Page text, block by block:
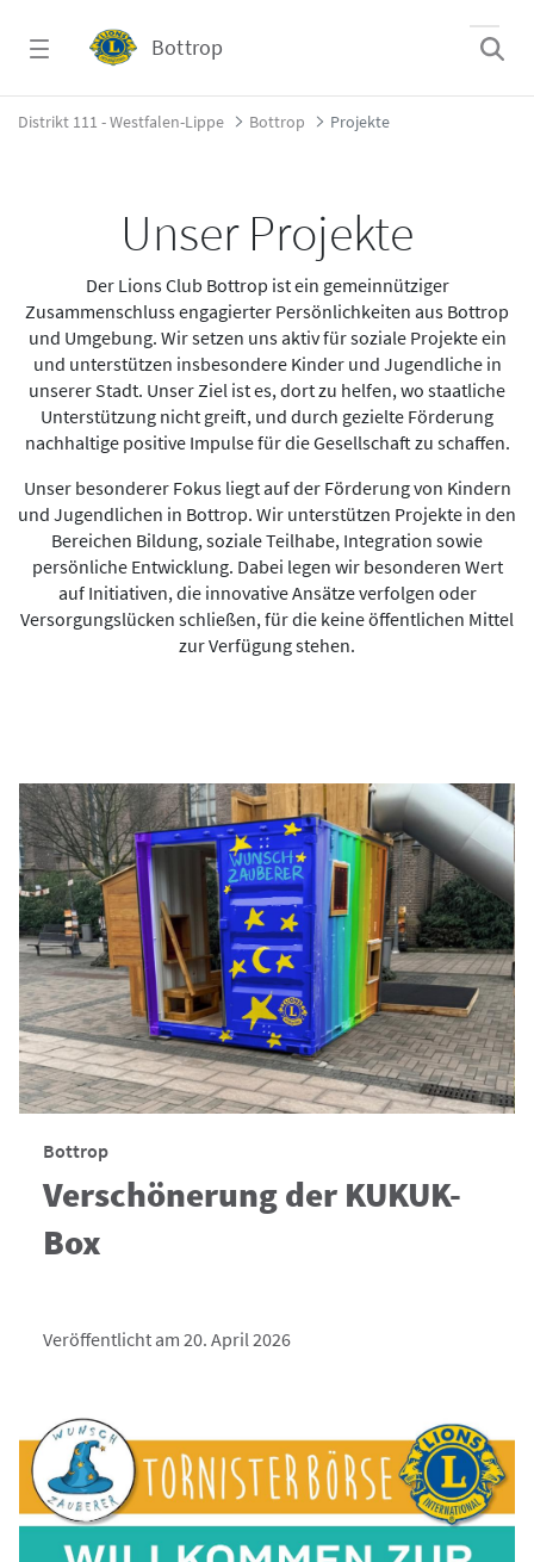
Bottrop
Projekte - Bottrop
Distrikt 111 - Westfalen-Lippe Bottrop Projekte
Unser Projekte
Der Lions Club Bottrop ist ein gemeinnütziger
Zusammenschluss engagierter Persönlichkeiten aus Bottrop
und Umgebung. Wir setzen uns aktiv für soziale Projekte ein
und unterstützen insbesondere Kinder und Jugendliche in
unserer Stadt. Unser Ziel ist es, dort zu helfen, wo staatliche
Unterstützung nicht greift, und durch gezielte Förderung
nachhaltige positive Impulse für die Gesellschaft zu schaffen.
Unser besonderer Fokus liegt auf der Förderung von Kindern
und Jugendlichen in Bottrop. Wir unterstützen Projekte in den
Bereichen Bildung, soziale Teilhabe, Integration sowie
persönliche Entwicklung. Dabei legen wir besonderen Wert
auf Initiativen, die innovative Ansätze verfolgen oder
Versorgungslücken schließen, für die keine öffentlichen Mittel
zur Verfügung stehen.
Bottrop
Verschönerung der KUKUK-
Box
Veröffentlicht am 20. April 2026